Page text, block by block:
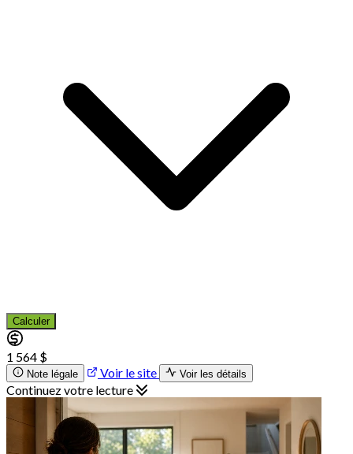
Calculer
1 564 $
Note légale Voir le site Voir les détails
Continuez votre lecture